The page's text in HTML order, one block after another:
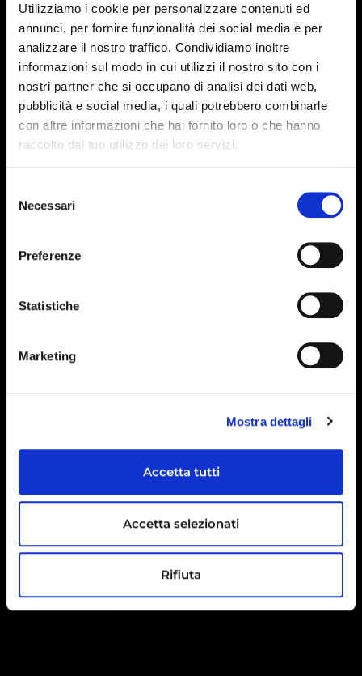
Utilizziamo i cookie per personalizzare contenuti ed
annunci, per fornire funzionalità dei social media e per
analizzare il nostro traffico. Condividiamo inoltre
informazioni sul modo in cui utilizzi il nostro sito con i
nostri partner che si occupano di analisi dei dati web,
pubblicità e social media, i quali potrebbero combinarle
con altre informazioni che hai fornito loro o che hanno
raccolto dal tuo utilizzo dei loro servizi.
delNecessari
Preferenze
Statistiche
Marketing
Mostra dettagli
Accetta tutti
Accetta selezionati
Rifiuta
Italo Calvino
Interprete del presente, ha analizzato la
realtà con senso critico e ha fornito spunti di
riflessione per comprendere il futuro e
affrontare la nuova era tecnologica.
civile, culturale e politico, è stata una delle voci
più originali e innovative della letteratura
europea. Curioso, ironico, razionalista con
fantasia, ha manifestato per le scienze e la
tecnologia un interesse che costituisce un
modello unico nel panorama della cultura
italiana.